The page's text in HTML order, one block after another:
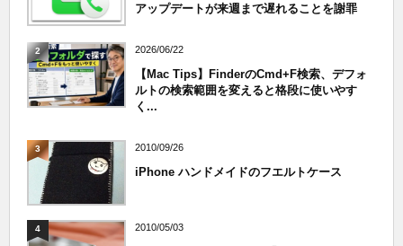
アップデートが来週まで遅れることを謝罪
2 2026/06/22
【Mac Tips】FinderのCmd+F検索、デフォ
ルトの検索範囲を変えると格段に使いやす
く...
3 2010/09/26
iPhone ハンドメイドのフエルトケース
4 2010/05/03